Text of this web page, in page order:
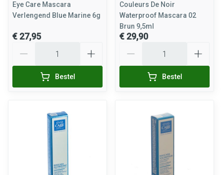
Eye Care Mascara
Verlengend Blue Marine 6g
€ 27,95
Bestel
Couleurs De Noir
Waterproof Mascara 02
Brun 9,5ml
€ 29,90
Bestel